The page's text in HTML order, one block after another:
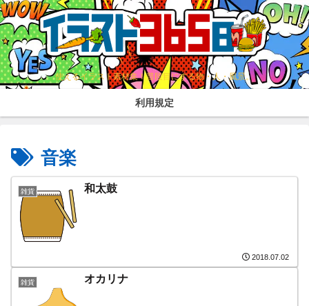
使えるイラスト素材集！普段目にする物・人・風景。
利用規定
音楽
雑貨 和太鼓
2018.07.02
雑貨 オカリナ